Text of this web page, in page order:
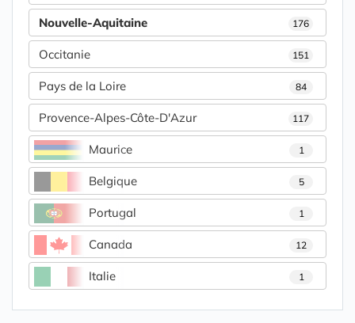
Nouvelle-Aquitaine 176
Occitanie 151
Pays de la Loire 84
Provence-Alpes-Côte-D'Azur 117
Maurice 1
Belgique 5
Portugal 1
Canada 12
Italie 1